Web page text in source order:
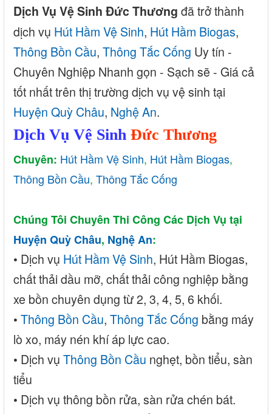
Dịch Vụ Vệ Sinh Đức Thương đã trở thành
dịch vụ Hút Hầm Vệ Sinh, Hút Hầm Biogas,
Thông Bồn Cầu, Thông Tắc Cống Uy tín -
Chuyên Nghiệp Nhanh gọn - Sạch sẽ - Giá cả
tốt nhất trên thị trường dịch vụ vệ sinh tại
Huyện Quỳ Châu, Nghệ An.
Dịch Vụ Vệ Sinh Đức Thương
Chuyên: Hút Hầm Vệ Sinh, Hút Hầm Biogas,
Thông Bồn Cầu, Thông Tắc Cống
Chúng Tôi Chuyên Thi Công Các Dịch Vụ tại
Huyện Quỳ Châu, Nghệ An:
• Dịch vụ Hút Hầm Vệ Sinh, Hút Hầm Biogas,
chất thải dầu mỡ, chất thải công nghiệp bằng
xe bồn chuyên dụng từ 2, 3, 4, 5, 6 khối.
• Thông Bồn Cầu, Thông Tắc Cống bằng máy
lò xo, máy nén khí áp lực cao.
• Dịch vụ Thông Bồn Cầu nghẹt, bồn tiểu, sàn
tiểu
• Dịch vụ thông bồn rửa, sàn rửa chén bát.